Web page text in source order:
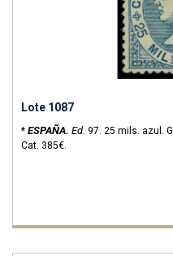
Lote 1087
* ESPAÑA. Ed. 97. 25 mils. azul.
Cat. 385€.